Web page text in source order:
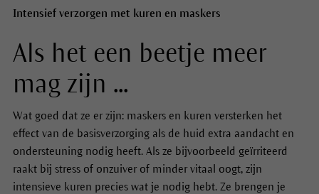
Intensief verzorgen met kuren en maskers
Als het een beetje meer
mag zijn ...
Wat goed dat ze er zijn: maskers en kuren versterken het
effect van de basisverzorging als de huid extra aandacht en
ondersteuning nodig heeft. Als ze bijvoorbeeld geïrriteerd
raakt bij stress of onzuiver of minder vitaal oogt, zijn
intensieve kuren precies wat je nodig hebt. Ze brengen je